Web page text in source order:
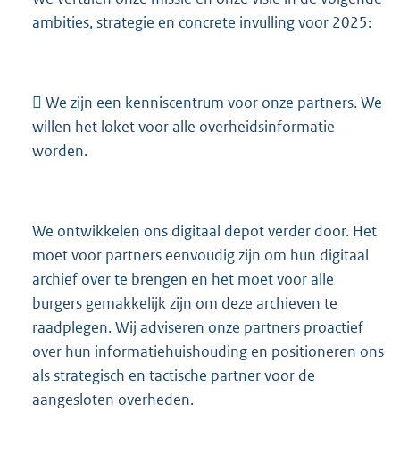
ambities, strategie en concrete invulling voor 2025:
 We zijn een kenniscentrum voor onze partners. We
willen het loket voor alle overheidsinformatie
worden.
We ontwikkelen ons digitaal depot verder door. Het
moet voor partners eenvoudig zijn om hun digitaal
archief over te brengen en het moet voor alle
burgers gemakkelijk zijn om deze archieven te
raadplegen. Wij adviseren onze partners proactief
over hun informatiehuishouding en positioneren ons
als strategisch en tactische partner voor de
aangesloten overheden.